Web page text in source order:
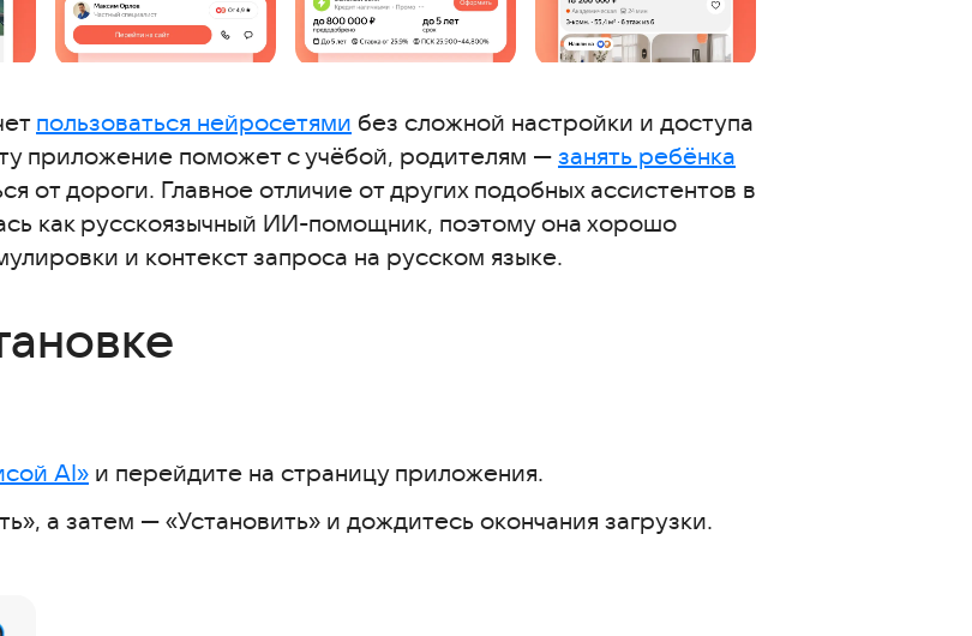
пользоваться нейросетями без сложной настройки и доступа
приложение поможет с учёбой, родителям — занять ребёнка
от дороги. Главное отличие от других подобных ассистентов в
как русскоязычный ИИ-помощник, поэтому она хорошо
и контекст запроса на русском языке.
AI» и перейдите на страницу приложения.
а затем — «Установить» и дождитесь окончания загрузки.